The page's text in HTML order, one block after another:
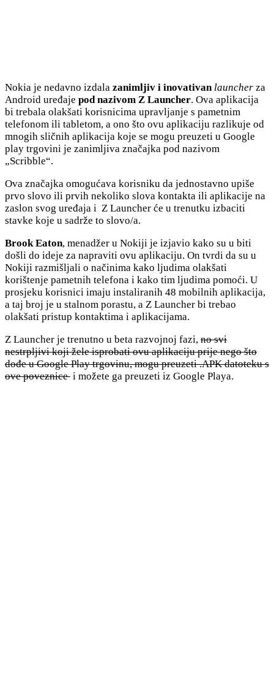
Nokia je nedavno izdala zanimljiv i inovativanlauncher za
Android uređaje pod nazivom Z Launcher. Ova aplikacija
bi trebala olakšati korisnicima upravljanje s pametnim
telefonom ili tabletom, a ono što ovu aplikaciju razlikuje od
mnogih sličnih aplikacija koje se mogu preuzeti u Google
play trgovini je zanimljiva značajka pod nazivom
„Scribble“.
Ova značajka omogućava korisniku da jednostavno upiše
prvo slovo ili prvih nekoliko slova kontakta ili aplikacije na
zaslon svog uređaja i Z Launcher će u trenutku izbaciti
stavke koje u sadrže to slovo/a.
Brook Eaton, menadžer u Nokiji je izjavio kako su u biti
došli do ideje za napraviti ovu aplikaciju. On tvrdi da su u
Nokiji razmišljali o načinima kako ljudima olakšati
korištenje pametnih telefona i kako tim ljudima pomoći. U
prosjeku korisnici imaju instaliranih 48 mobilnih aplikacija,
a taj broj je u stalnom porastu, a Z Launcher bi trebao
olakšati pristup kontaktima i aplikacijama.
Z Launcher je trenutno u beta razvojnoj fazi, no svi
nestrpljivi koji žele isprobati ovu aplikaciju prije nego što
dođe u Google Play trgovinu, mogu preuzeti .APK datoteku s
ove poveznice i možete ga preuzeti iz Google Playa.